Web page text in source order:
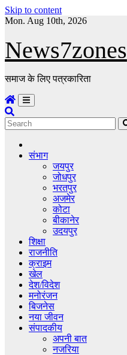
Skip to content
Mon. Aug 10th, 2026
News7zones
समाज के लिए पत्रकारिता
संभाग
जयपुर
जोधपुर
भरतपुर
अजमेर
कोटा
बीकानेर
उदयपुर
शिक्षा
राजनीति
क्राइम
खेल
देश/विदेश
मनोरंजन
बिजनेस
नया जीवन
संपादकीय
अपनी बात
नजरिया